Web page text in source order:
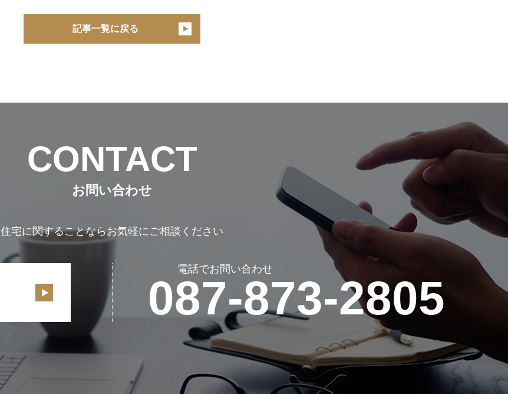
記事一覧に戻る
CONTACT
お問い合わせ
住宅に関することならお気軽にご相談ください
電話でお問い合わせ
087-873-2805